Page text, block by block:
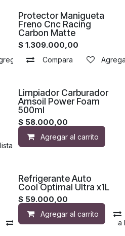
a la lista de deseos
Proximamente
Protector Manigueta
Freno Cnc Racing
Carbon Matte
$1.309.000,00
Compara
de deseos
Limpiador Carburador
Amsoil Power Foam
500ml
$ 58.000,00
Agregar al carrito
Compara Agregar a la
Refrigerante Auto
Cool Optimal Ultra x1L
$ 59.000,00
Agregar al carrito